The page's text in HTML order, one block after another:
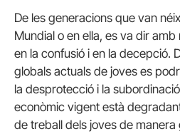
De les generacions que van
Mundial o en ella, es va dir
en la confusió i en la decepció.
globals actuals de joves es
la desprotecció i la
econòmic vigent està
de treball dels joves de manera